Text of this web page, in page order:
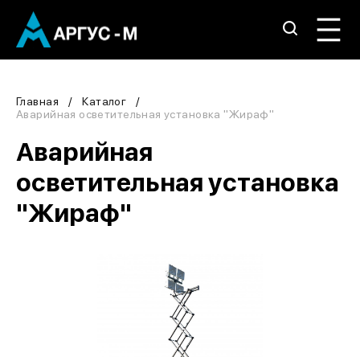
Главная
Каталог
Аварийная осветительная установка "Жираф"
Аварийная
осветительная установка
"Жираф"